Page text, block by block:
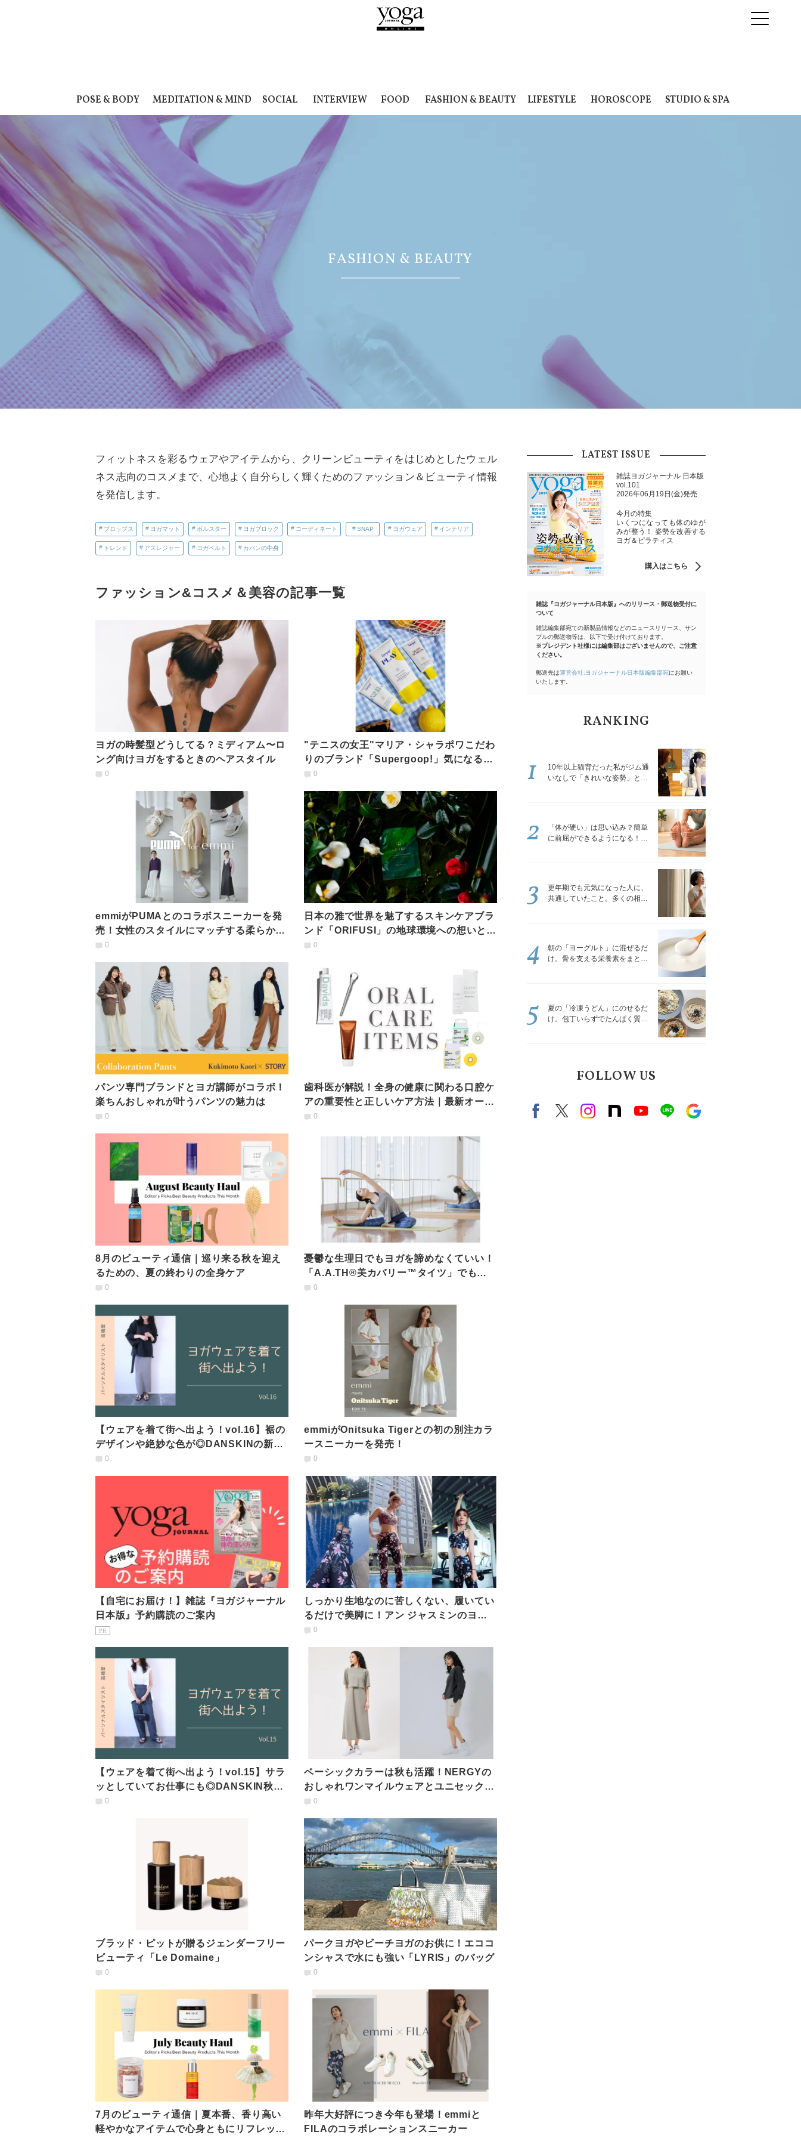
POSE & BODY MEDITATION & MIND SOCIAL INTERVIEW FOOD FASHION & BEAUTY LIFESTYLE HOROSCOPE STUDIO & SPA
FASHION & BEAUTY
フィットネスを彩るウェアやアイテムから、クリーンビューティをはじめとしたウェル
ネス志向のコスメまで、心地よく自分らしく輝くためのファッション＆ビューティ情報
を発信します。
プロップス ヨガマット ボルスター ヨガブロック コーディネート SNAP ヨガウェア インテリア
トレンド アスレジャー ヨガベルト カバンの中身
ファッション&コスメ＆美容の記事一覧
ヨガの時髪型どうしてる？ミディアム〜ロ
ング向けヨガをするときのヘアスタイル
0
"テニスの女王"マリア・シャラポワこだわ
りのブランド「Supergoop!」気になるラ
インナップ
0
emmiがPUMAとのコラボスニーカーを発
売！女性のスタイルにマッチする柔らかな
ベージュトーン
0
日本の雅で世界を魅了するスキンケアブラ
ンド「ORIFUSI」の地球環境への想いと美
の哲学
0
パンツ専門ブランドとヨガ講師がコラボ！
楽ちんおしゃれが叶うパンツの魅力は
0
歯科医が解説！全身の健康に関わる口腔ケ
アの重要性と正しいケア方法｜最新オーラ
ルケアアイテムも紹介
0
8月のビューティ通信｜巡り来る秋を迎え
るための、夏の終わりの全身ケア
0
憂鬱な生理日でもヨガを諦めなくていい！
「A.A.TH®美カバリー™タイツ」でもっ
とアクティブに！
0
【ウェアを着て街へ出よう！vol.16】裾の
デザインや絶妙な色が◎DANSKINの新作
スウェット
0
emmiがOnitsuka Tigerとの初の別注カラ
ースニーカーを発売！
0
【自宅にお届け！】雑誌『ヨガジャーナル
日本版』予約購読のご案内
PR
しっかり生地なのに苦しくない、履いてい
るだけで美脚に！アン ジャスミンのヨガ
ウェアに新柄が登場！
0
【ウェアを着て街へ出よう！vol.15】サラ
ッとしていてお仕事にも◎DANSKIN秋の
新作パンツ
0
ベーシックカラーは秋も活躍！NERGYの
おしゃれワンマイルウェアとユニセックス
アイテム
0
ブラッド・ピットが贈るジェンダーフリー
ビューティ「Le Domaine」
0
パークヨガやビーチヨガのお供に！エココ
ンシャスで水にも強い「LYRIS」のバッグ
0
7月のビューティ通信｜夏本番、香り高い
軽やかなアイテムで心身ともにリフレッシ
昨年大好評につき今年も登場！emmiと
FILAのコラボレーションスニーカー
LATEST ISSUE
雑誌ヨガジャーナル 日本版
vol.101
2026年06月19日(金)発売
今月の特集
いくつになっても体のゆが
みが整う！ 姿勢を改善する
ヨガ＆ピラティス
購入はこちら
雑誌『ヨガジャーナル日本版』へのリリース・郵送物受付に
ついて
雑誌編集部宛ての新製品情報などのニュースリリース、サン
プルの郵送物等は、以下で受け付けております。
※プレジデント社様には編集部はございませんので、ご注意
ください。
郵送先は運営会社:ヨガジャーナル日本版編集部宛にお願い
いたします。
RANKING
10年以上猫背だった私がジム通
いなしで「きれいな姿勢」と褒
1
「体が硬い」は思い込み？簡単
に前屈ができるようになる！腿
2
更年期でも元気になった人に、
共通していたこと。多くの相談
3
朝の「ヨーグルト」に混ぜるだ
け。骨を支える栄養素をまとめ
4
夏の「冷凍うどん」にのせるだ
け。包丁いらずでたんぱく質を
5
FOLLOW US
FacebookX（旧twitter）
instagram
note Youtubeline